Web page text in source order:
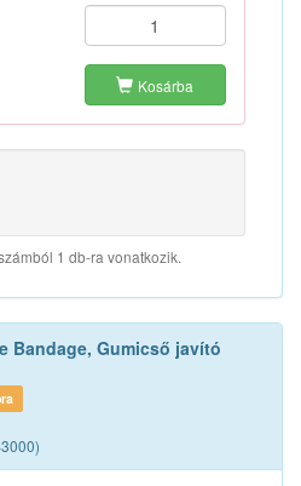
Kosárba
1 db-ra vonatkozik.
Bandage, Gumicső javító